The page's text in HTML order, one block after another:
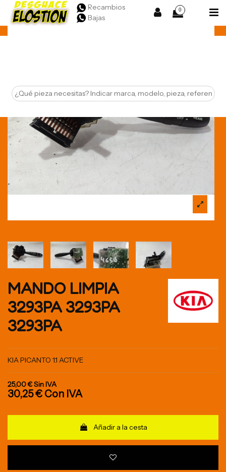
Recambios
Bajas
0
MANDO LIMPIA
3293PA 3293PA
3293PA
KIA PICANTO 1.1 ACTIVE
25,00 €Sin IVA
30,25 € Con IVA
Añadir a la cesta